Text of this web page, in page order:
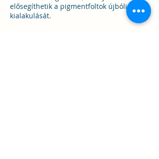
elősegíthetik a pigmentfoltok újbóli
kialakulását.